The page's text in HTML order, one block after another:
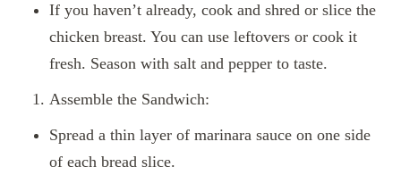
If you haven’t already, cook and shred or slice the
chicken breast. You can use leftovers or cook it
fresh. Season with salt and pepper to taste.
Assemble the Sandwich:
Spread a thin layer of marinara sauce on one side
of each bread slice.